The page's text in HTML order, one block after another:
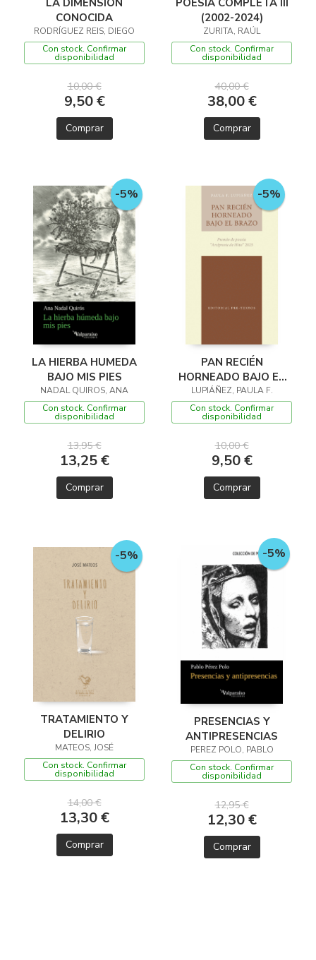
CONOCIDA
RODRÍGUEZ REIS, DIEGO
Con stock. Confirmar
disponibilidad
10,00 €
9,50 €
Comprar
(2002-2024)
ZURITA, RAÚL
Con stock. Confirmar
disponibilidad
40,00 €
38,00 €
Comprar
-5%
LA HIERBA HUMEDA
BAJO MIS PIES
NADAL QUIROS, ANA
Con stock. Confirmar
disponibilidad
13,95 €
13,25 €
Comprar
-5%
PAN RECIÉN
HORNEADO BAJO EL
BRAZO
LUPIÁÑEZ, PAULA F.
Con stock. Confirmar
disponibilidad
10,00 €
9,50 €
Comprar
-5%
TRATAMIENTO Y
DELIRIO
MATEOS, JOSÉ
Con stock. Confirmar
disponibilidad
14,00 €
13,30 €
Comprar
-5%
PRESENCIAS Y
ANTIPRESENCIAS
PEREZ POLO, PABLO
Con stock. Confirmar
disponibilidad
12,95 €
12,30 €
Comprar